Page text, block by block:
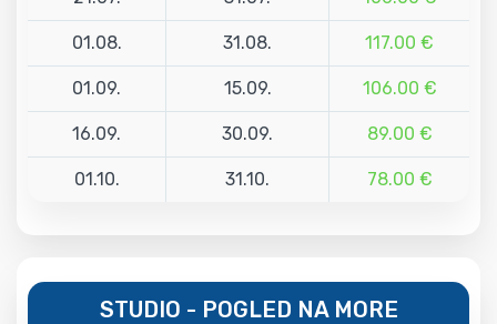
01.08. 31.08. 117.00 €
01.09. 15.09. 106.00 €
16.09. 30.09. 89.00 €
01.10. 31.10. 78.00 €
STUDIO - POGLED NA MORE